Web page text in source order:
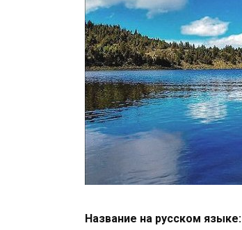
Название на русском языке: